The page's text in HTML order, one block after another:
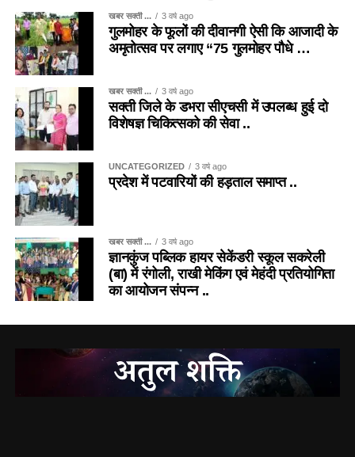
खबर सक्ती ... 3 वर्ष ago
गुलमोहर के फूलों की दीवानगी ऐसी कि आजादी के
अमृतोत्सव पर लगाए “75 गुलमोहर पौधे …
खबर सक्ती ... 3 वर्ष ago
सक्ती जिले के डभरा सीएचसी में उपलब्ध हुई दो
विशेषज्ञ चिकित्सको की सेवा ..
UNCATEGORIZED 3 वर्ष ago
प्रदेश में पटवारियों की हड़ताल समाप्त ..
खबर सक्ती ... 3 वर्ष ago
ज्ञानकुंज पब्लिक हायर सेकेंडरी स्कूल सकरेली
(बा) में रंगोली, राखी मेकिंग एवं मेहंदी प्रतियोगिता
का आयोजन संपन्न ..